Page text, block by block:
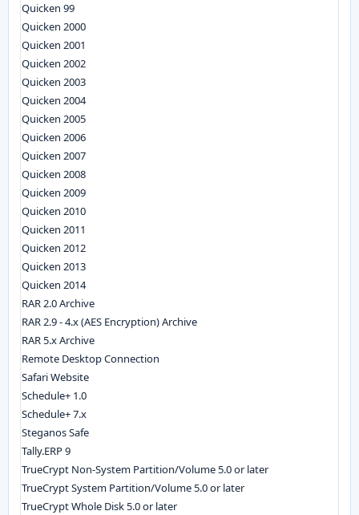
Quicken 99
Quicken 2000
Quicken 2001
Quicken 2002
Quicken 2003
Quicken 2004
Quicken 2005
Quicken 2006
Quicken 2007
Quicken 2008
Quicken 2009
Quicken 2010
Quicken 2011
Quicken 2012
Quicken 2013
Quicken 2014
RAR 2.0 Archive
RAR 2.9 - 4.x (AES Encryption) Archive
RAR 5.x Archive
Remote Desktop Connection
Safari Website
Schedule+ 1.0
Schedule+ 7.x
Steganos Safe
Tally.ERP 9
TrueCrypt Non-System Partition/Volume 5.0 or later
TrueCrypt System Partition/Volume 5.0 or later
TrueCrypt Whole Disk 5.0 or later